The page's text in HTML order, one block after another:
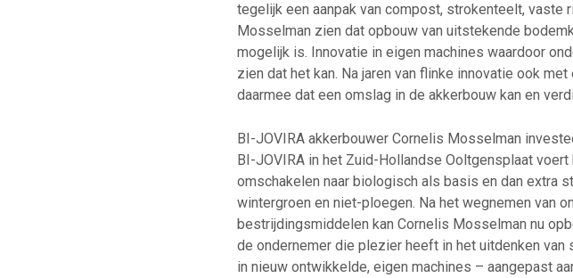
tegelijk een aanpak van compost, strokenteelt, vaste
Mosselman zien dat opbouw van uitstekende
mogelijk is. Innovatie in eigen machines waardoor
zien dat het kan. Na jaren van flinke innovatie ook
daarmee dat een omslag in de akkerbouw kan en
BI-JOVIRA akkerbouwer Cornelis Mosselman
BI-JOVIRA in het Zuid-Hollandse Ooltgensplaat
omschakelen naar biologisch als basis en dan extra
wintergroen en niet-ploegen. Na het wegnemen van
bestrijdingsmiddelen kan Cornelis Mosselman nu
de ondernemer die plezier heeft in het uitdenken
in nieuw ontwikkelde, eigen machines – aangepast